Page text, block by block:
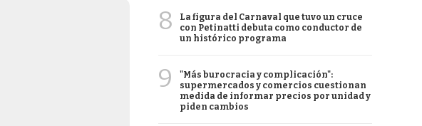
8
La figura del Carnaval que tuvo un cruce
con Petinatti debuta como conductor de
un histórico programa
9
"Más burocracia y complicación":
supermercados y comercios cuestionan
medida de informar precios por unidad y
piden cambios